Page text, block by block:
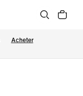
Acheter